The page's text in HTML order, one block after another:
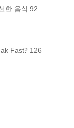
한 음식 92
Fast? 126